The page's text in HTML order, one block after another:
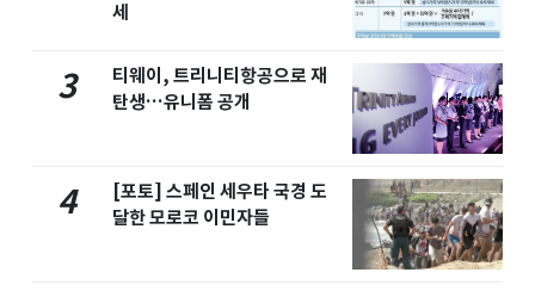
세
3
티웨이, 트리니티항공으로 재
탄생…유니폼 공개
4
[포토] 스페인 세우타 국경 도
달한 모로코 이민자들